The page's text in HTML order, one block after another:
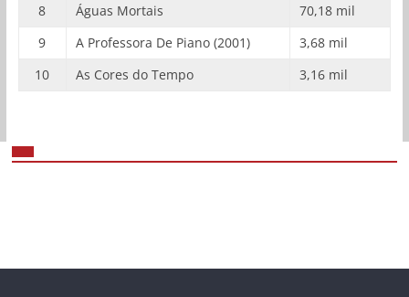
8
Águas Mortais
70,18 mil
9
A Professora De Piano (2001)
3,68 mil
10
As Cores do Tempo 3,16 mil